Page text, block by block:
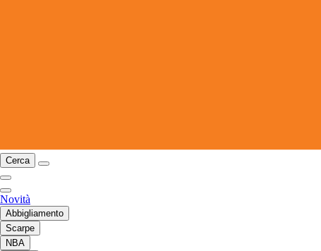
Cerca
Novità
Abbigliamento
Scarpe
NBA